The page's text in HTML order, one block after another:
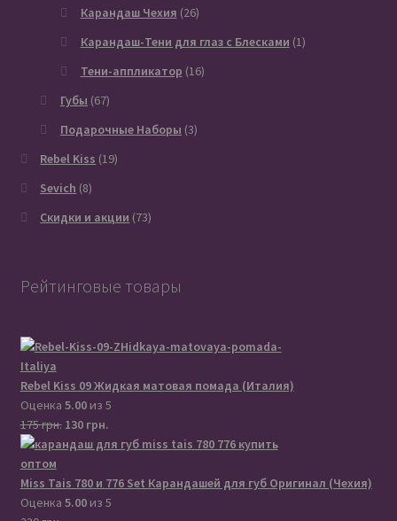
Карандаш Чехия (26)
Карандаш-Тени для глаз с Блесками (1)
Тени-аппликатор (16)
Губы (67)
Подарочные Наборы (3)
Rebel Kiss (19)
Sevich (8)
Скидки и акции (73)
Рейтинговые товары
Rebel Kiss 09 Жидкая матовая помада (Италия)
Оценка 5.00из 5
175грн. Первоначальная
цена
175 грн..
130 грн.Текущая
цена:
Miss Tais 780 и 776 Set Карандашей для губ Оригинал (Чехия)
Оценка 5.00из 5